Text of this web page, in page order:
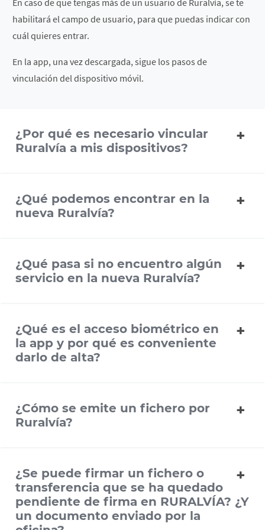
recuperar en Ruralvía?
¿Has bloqueado el usuario de acceso?
Ruralvía?
¿Cómo consulto mis recibos
¿Qué impuestos puedo pagar desde
¿Cómo se gestiona el pago de
nóminas?
En caso de que tengas más de un usuario de Ruralvía, se te
habilitará el campo de usuario, para que puedas indicar con
cuál quieres entrar.
En la app, una vez descargada, sigue los pasos de
vinculación del dispositivo móvil.
¿Por qué es necesario vincular
Ruralvía a mis dispositivos?
¿Qué podemos encontrar en la
nueva Ruralvía?
¿Qué pasa si no encuentro algún
servicio en la nueva Ruralvía?
¿Qué es el acceso biométrico en
la app y por qué es conveniente
darlo de alta?
¿Cómo se emite un fichero por
Ruralvía?
¿Se puede firmar un fichero o
transferencia que se ha quedado
pendiente de firma en RURALVÍA? ¿Y
un documento enviado por la